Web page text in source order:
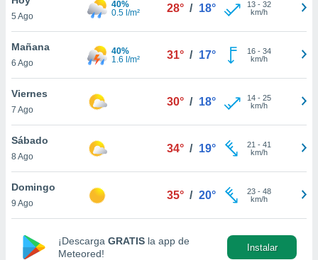
en
más
nuestra
de
5 Ago
40%
0.5 l/m²
28° / 18° 13- 32
km/h
Mañana
6 Ago
40%
1.6 l/m²
31° / 17° 16- 34
km/h
Viernes
7 Ago
30° / 18° 14- 25
km/h
Sábado
8 Ago
34° / 19° 21 - 41
km/h
Domingo
9 Ago
35° / 20° 23- 48
km/h
¡Descarga GRATIS la app de
Meteored!
Instalar